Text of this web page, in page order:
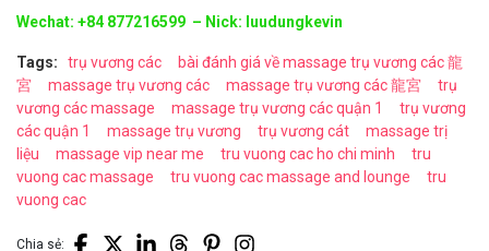
Wechat: +84 877216599 – Nick: luudungkevin
Tags: trụ vương các
bài đánh giá về massage trụ vương các 龍
宮
massage trụ vương các massage trụ vương các 龍宮
trụ
vương các massage
massage trụ vương các quận 1
trụ vương
các quận 1
massage trụ vương trụ vương cát
massage trị
liệu
massage vip near me tru vuong cac ho chi minh
tru
vuong cac massage
tru vuong cac massage and lounge
tru
vuong cac
Chia sẻ: